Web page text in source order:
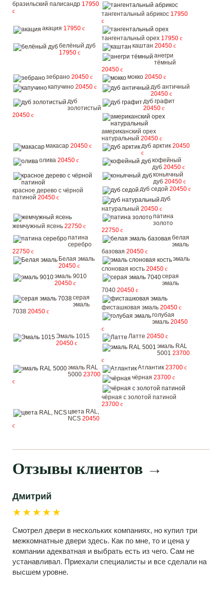
бразильский палисандр 17950
c
тангентальный абрикос 17950
c
акация 17950 c
тангентальный орех 17950 c
белёный дуб
17950 c
каштан 20450 c
анегри
тёмный
20450 c
зебрано 20450 c мокко 20450 c
капучино 20450 c
дуб античный
20450 c
дуб
золотистый
20450 c
дуб графит
20450 c
американский орех
натуральный 20450 c
макасар 20450 c дуб арктик 20450
c
олива 20450 c
кофейный
дуб 20450 c
красное дерево с чёрной
патиной 20450 c
коньячный
дуб 20450 c
дуб седой 20450 c
дуб
натуральный 20450 c
жемчужный ясень 22750 c
патина
золото
22750 c
патина
серебро
22750 c
белая
эмаль
базовая 20450 c
Белая эмаль
20450 c
эмаль
слоновая кость 20450 c
эмаль 9010
20450 c
серая
эмаль
7040 20450 c
серая
эмаль
7038 20450 c
фисташковая эмаль 20450 c
голубая
эмаль 20450
c
Эмаль 1015
20450 c
Латте 20450 c
эмаль RAL
5001 23700
c
эмаль RAL
5000 23700
c
Атлантик 23700 c
чёрная 23700 c
чёрная с золотой патиной
23700 c
цвета RAL,
NCS 20450
c
Отзывы клиентов →
Дмитрий
★★★★★
Смотрел двери в нескольких компаниях, но купил три
межкомнатные двери здесь. Как по мне, то и цена у
компании адекватная и выбрать есть из чего. Сам не
устанавливал. Приехали специалисты и все сделали на
высшем уровне.